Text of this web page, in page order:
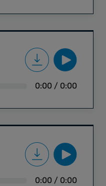
0:00 / 0:00
0:00 / 0:00